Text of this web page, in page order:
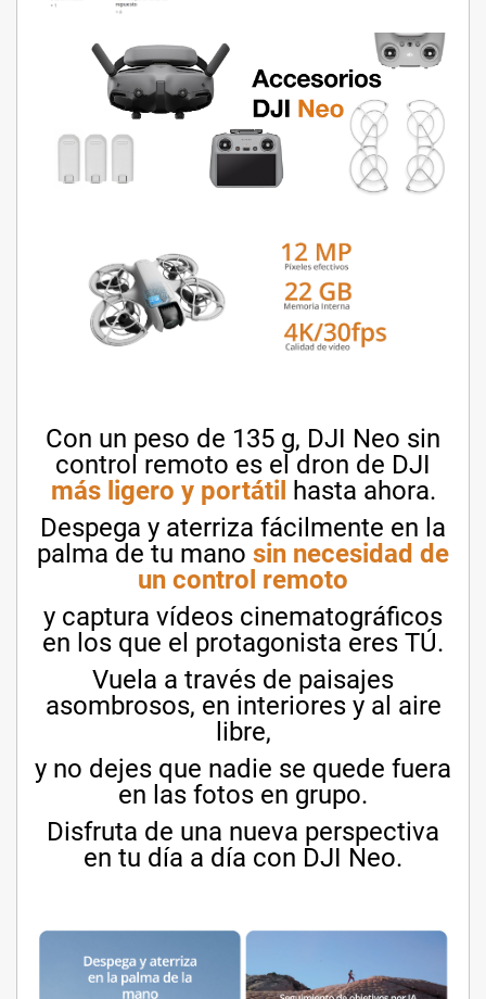
Con un peso de 135 g, DJI Neo sin
control remoto es el dron de DJI
más ligero y portátil hasta ahora.
Despega y aterriza fácilmente en la
palma de tu mano sin necesidad de
un control remoto
y captura vídeos cinematográficos
en los que el protagonista eres TÚ.
Vuela a través de paisajes
asombrosos, en interiores y al aire
libre,
y no dejes que nadie se quede fuera
en las fotos en grupo.
Disfruta de una nueva perspectiva
en tu día a día con DJI Neo.